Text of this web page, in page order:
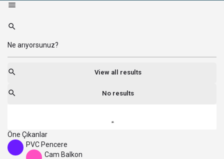
View all results
No results
Öne Çıkanlar
PVC Pencere
Cam Balkon